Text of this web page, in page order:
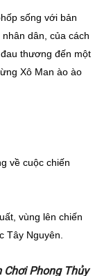
sống với bản
dân, của cách
thương đến một
Xô Man ào ào
về cuộc chiến
vùng lên chiến
Tây Nguyên.
Phong Thủy